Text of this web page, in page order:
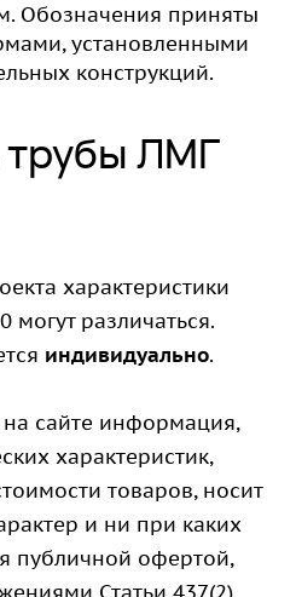
Обозначения приняты
установленными
конструкций.
ЛМГ
характеристики
различаться.
индивидуально.
сайте информация,
характеристик,
товаров, носит
и ни при каких
публичной офертой,